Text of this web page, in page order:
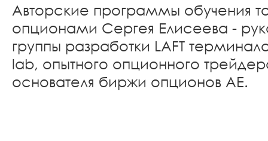
Авторские программы обучения
опционами Сергея Елисеева -
группы разработки LAFT
lab, опытного опционного
основателя биржи опционов АЕ.